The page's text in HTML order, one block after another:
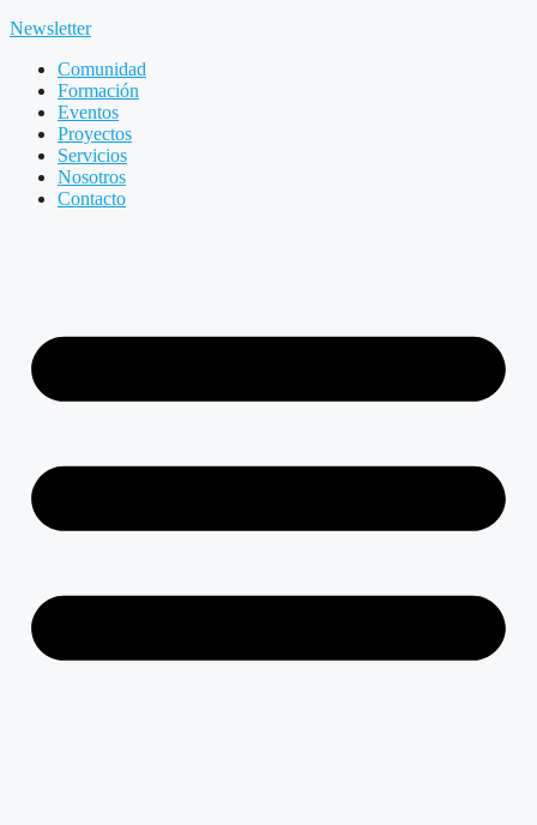
Newsletter
Comunidad
Formación
Eventos
Proyectos
Servicios
Nosotros
Contacto